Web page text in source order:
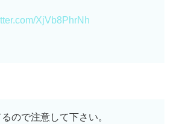
XjVb8PhrNh
ので注意して下さい。